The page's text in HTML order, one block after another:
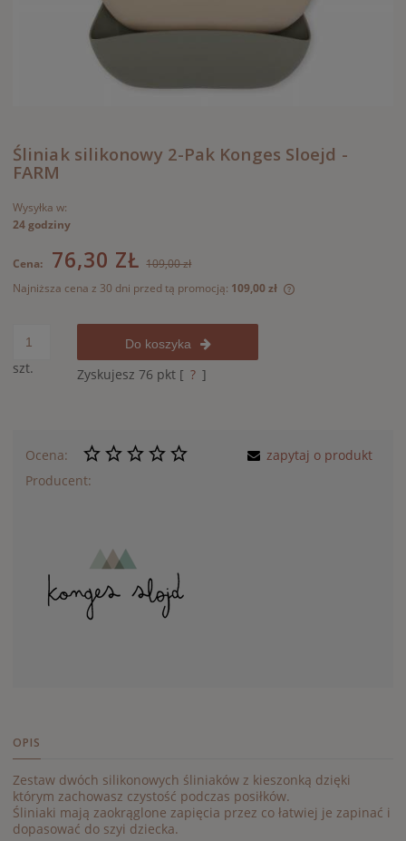
Śliniak silikonowy 2-Pak Konges Sloejd -
FARM
Wysyłka w:
24 godziny
Cena: 76,30 ZŁ 109,00 zł
Najniższa cena z 30 dni przed tą promocją: 109,00 zł
szt.
Do koszyka
Zyskujesz76 pkt [ ? ]
Ocena:
Producent:
zapytaj o produkt
OPIS
Zestaw dwóch silikonowych śliniaków z kieszonką dzięki
którym zachowasz czystość podczas posiłków.
Śliniaki mają zaokrąglone zapięcia przez co łatwiej je zapinać i
dopasować do szyi dziecka.